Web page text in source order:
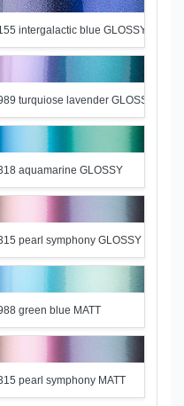
intergalactic blue GLOSSY
turquiose lavender GLOSSY
aquamarine GLOSSY
pearl symphony GLOSSY
green blue MATT
pearl symphony MATT